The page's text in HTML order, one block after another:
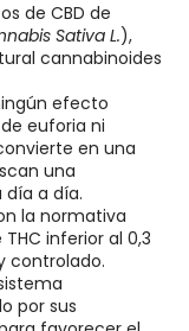
de CBD de
Sativa L.),
cannabinoides
efecto
euforia ni
en una
una
día a día.
la normativa
inferior al 0,3
controlado.
por sus